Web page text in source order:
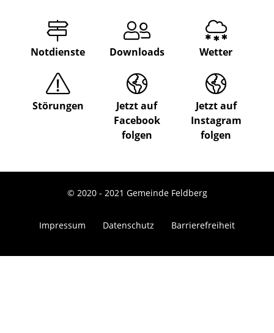
Notdienste Downloads Wetter
Störungen
Jetzt auf
Facebook
folgen
Jetzt auf
Instagram
folgen
© 2020 - 2021 Gemeinde Feldberg
Impressum Datenschutz Barrierefreiheit